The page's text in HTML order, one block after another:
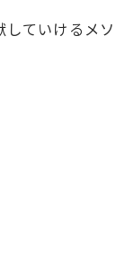
ていけるメ